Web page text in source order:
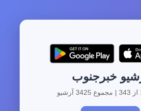
خبرجنوب